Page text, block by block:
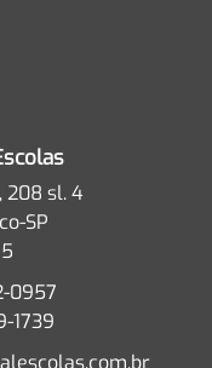
208 sl. 4
SP
0957
1739